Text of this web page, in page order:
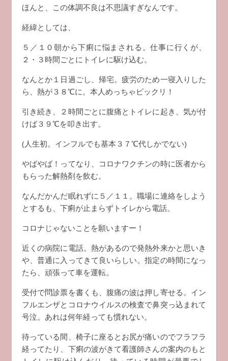
ほんと、この体調不良は不思議すぎなんです。
経緯としては、
５／１０朝から下痢に悩まされる。仕事に行くが、
２・３時間ごとにトイレに駆け込む。
なんとか１日過ごし、帰宅。疲労のため一寝入りした
ら、熱が３８℃に。本人めっちゃビックリ！
引き続き、２時間ごとに腹痛とトイレに起き、気が付
けば３９℃を叩き出す。
(人生初。インフルでも基本３７℃代しかでない)
やばやば！ってなり、コロナワクチンの時に医者から
もらった解熱剤を飲む。
なんだかんだ眠れずに５／１１。職場に連絡をしよう
とするも、下痢が止まらずトイレから電話。
コロナじゃないことを願いますー！
近くの病院に電話。熱があるので発熱外来かと思いき
や、普通に入ってきて良いらしい。指定の時間になっ
たら、頑張って車を運転。
受付で問診票を書くも、腹痛の波は押し寄せる。イン
フルエンザとコロナウイルスの検査で鼻突っ込まれて
号泣。あれは何年経っても慣れない。
待っている間、椅子に座るとお尻が痛いのでフラフラ
経ってたり、下痢の波がきて看護師さんの案内のもと